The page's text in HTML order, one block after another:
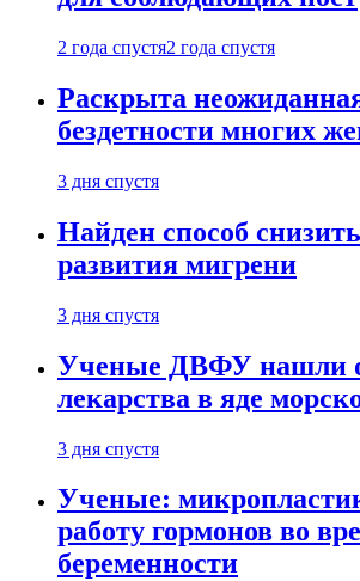
2 года спустя2 года спустя
Раскрыта
бездетности многих
3 дня спустя
Найден способ
развития мигрени
3 дня спустя
Ученые ДВФУ нашли
лекарства в яде
3 дня спустя
Ученые:
работу гормонов во
беременности